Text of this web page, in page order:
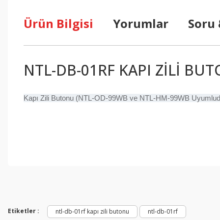
Ürün Bilgisi Yorumlar Soru
NTL-DB-01RF KAPI ZİLİ
Kapı Zili Butonu (NTL-OD-99WB ve NTL-HM-99WB
Ürün açıklamasında eksik bilgiler bulunuyor.
Ürün bilgilerinde hatalar bulunuyor.
Etiketler : ntl-db-01rf kapı zili butonu ntl-db-01rf